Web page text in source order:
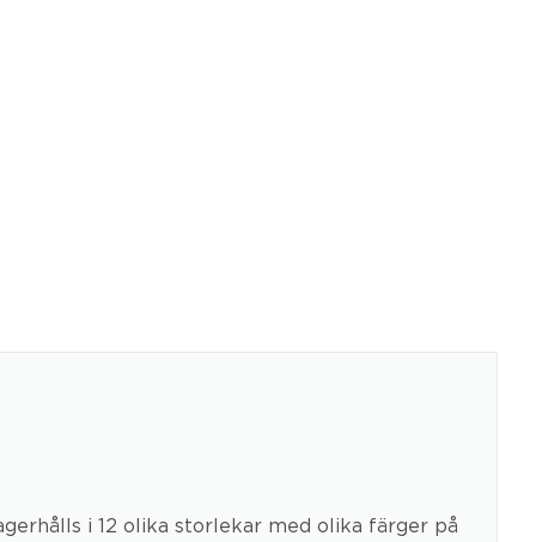
i 12 olika storlekar med olika färger på